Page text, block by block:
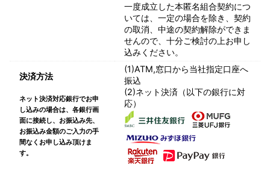
一度成立した本匿名組合契約につ
いては、一定の場合を除き、契約
の取消、中途の契約解除ができま
せんので、十分ご検討の上お申し
込みください。
決済方法
ネット決済対応銀行でお申
し込みの場合は、各銀行画
面に接続し、お振込み先、
お振込み金額のご入力の手
間なくお申し込み頂けま
す。
(1)ATM,窓口から当社指定口座へ
振込
(2)ネット決済（以下の銀行に対
応）